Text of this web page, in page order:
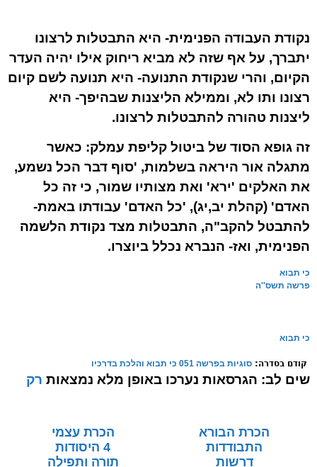
נקודת העבודה הפנימית- היא התבטלות לרצונו
יתברך, על אף שזה לא מביא ריחוק אילו יהיה העדר
הקיום, והרי שנקודת התנועה- היא תנועה לשם קיום
רצונו ותו לא, וממילא הליצנות שבהיפך- היא
ליצנות טהורה להתבטלות לרצונו.
זה גופא הסוד של ביטול קליפת עמלק: כאשר
מתגלה אור היראה בשלמות, 'סוף דבר הכל נשמע,
את האלקים 'ירא' ואת מצותיו שמור, כי זה כל
האדם' (קהלת יב,יג), 'כל האדם' עבודתו באמת-
להתבטל להקב"ה, התבטלות מצד נקודת הלשמה
הפנימית, ואז- הנברא נכלל ביוצרו.
כי תבוא
פרשה תשס''ה
כי תבוא
קודם בסדרה: סוגיות בפרשה 051 כי תבוא והלכת בדרכיו
שים לב: הגרסאות נערכו באופן מלא נמצאות רק
הכרת הבורא
הכרת עצמי
התבודדות
4 היסודות
דרשות
תורה ותפילה